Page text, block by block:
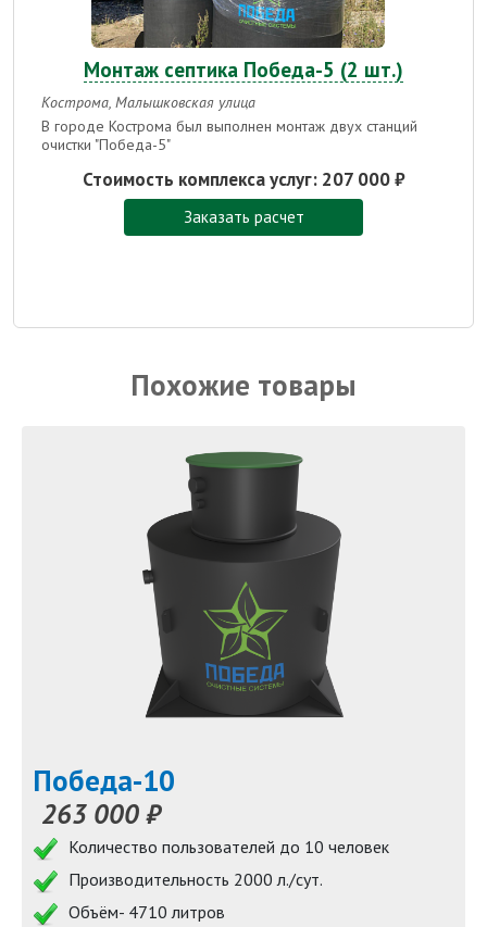
Монтаж септика Победа-5 (2 шт.)
Кострома, Малышковская улица
В городе Кострома был выполнен монтаж двух станций
очистки "Победа-5"
Стоимость комплекса услуг: 207 000 ₽
Заказать расчет
Похожие товары
Победа-10
263 000 ₽
Количество пользователей до 10 человек
Производительность 2000 л./сут.
Объём- 4710 литров